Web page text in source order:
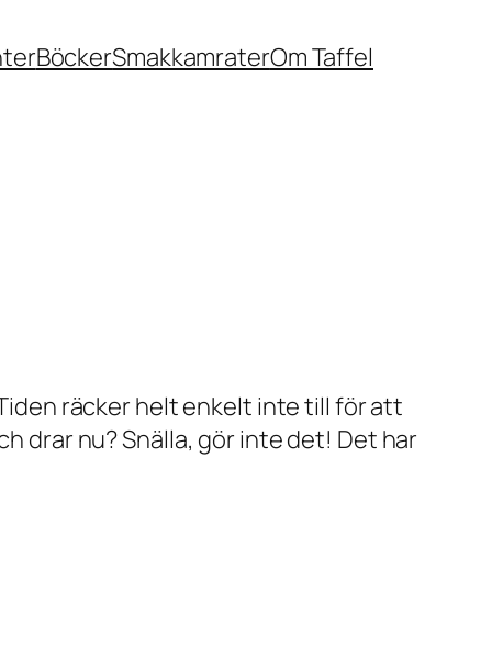
BöckerSmakkamraterOm Taffel
räcker helt enkelt inte till för att
drar nu? Snälla, gör inte det! Det har